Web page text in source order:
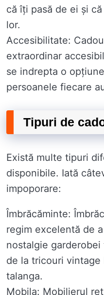
că îți pasă de ei și
lor.
Accesibilitate:
extraordinar
se indrepta o
persoanele fiecare
Tipuri de
Există multe tipuri
disponibile. Iată
impoporare:
Îmbrăcăminte:
regim excelentă de
nostalgie
de la tricouri
talanga.
Mobila: Mobilierul